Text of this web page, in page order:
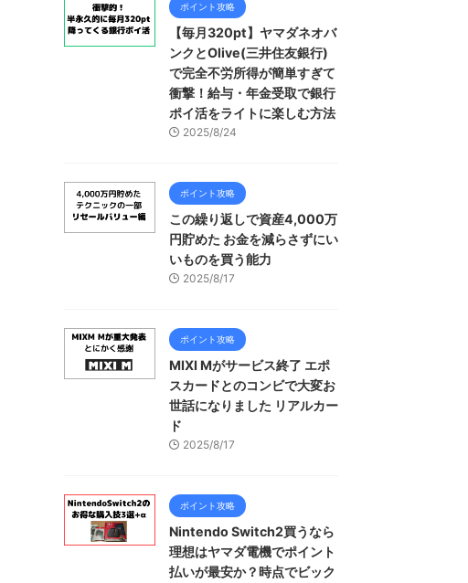
ポイント攻略
【毎月320pt】ヤマダネオバ
ンクとOlive(三井住友銀行)
で完全不労所得が簡単すぎて
衝撃！給与・年金受取で銀行
ポイ活をライトに楽しむ方法
2025/8/24
ポイント攻略
この繰り返しで資産4,000万
円貯めた お金を減らさずにい
いものを買う能力
2025/8/17
ポイント攻略
MIXI Mがサービス終了 エポ
スカードとのコンビで大変お
世話になりました リアルカー
ド
2025/8/17
ポイント攻略
Nintendo Switch2買うなら
理想はヤマダ電機でポイント
払いが最安か？時点でビック